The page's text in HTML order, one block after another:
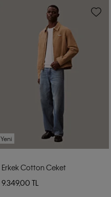
Yeni
Erkek Cotton Ceket
9.349,00 TL